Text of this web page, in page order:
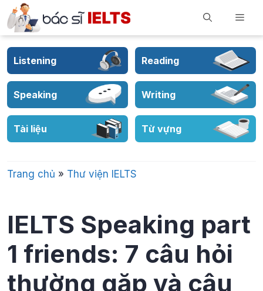
Skip
to
content
Listening Reading
Speaking Writing
Tài liệu Từ vựng
Trang chủ » Thư viện IELTS
IELTS Speaking part
1 friends: 7 câu hỏi
thường gặp và câu